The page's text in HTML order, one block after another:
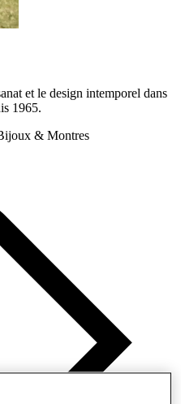
et le design intemporel dans
1965.
& Montres